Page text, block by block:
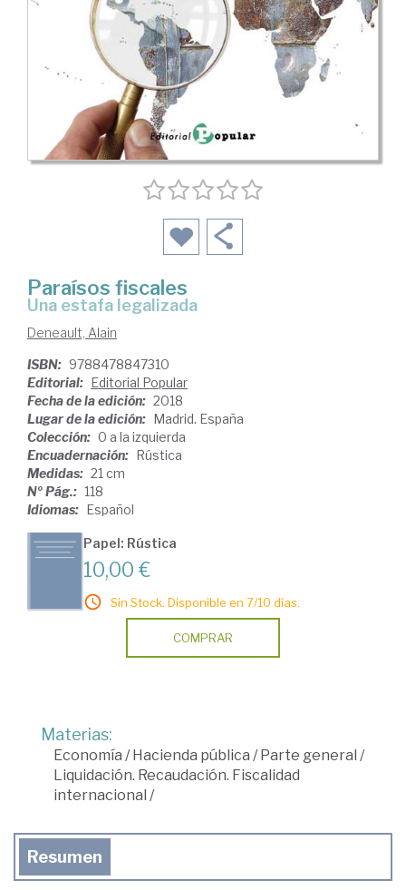
Paraísos fiscales
una estafa legalizada
Deneault, Alain
ISBN: 9788478847310
Editorial: Editorial Popular
Fecha de la edición: 2018
Lugar de la edición: Madrid. España
Colección: 0 a la izquierda
Encuadernación: Rústica
Medidas: 21 cm
Nº Pág.: 118
Idiomas: Español
Papel: Rústica
10,00 €
Sin Stock. Disponible en 7/10 días.
COMPRAR
Materias:
Economía /Hacienda pública /Parte general /
Liquidación. Recaudación. Fiscalidad
internacional /
Resumen